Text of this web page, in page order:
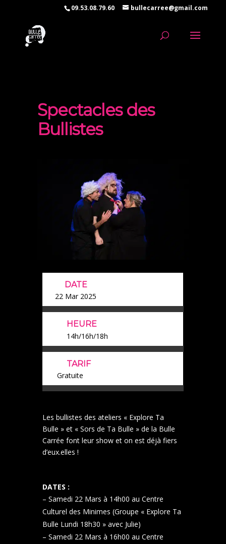
09.53.08.79.60 bullecarree@gmail.com
Spectacles des
Bullistes
DATE
22 Mar 2025
HEURE
14h/16h/18h
TARIF
Gratuite
Les bullistes des ateliers « Explore Ta
Bulle » et « Sors de Ta Bulle » de la Bulle
Carrée font leur show et on est déjà fiers
d’eux.elles !
DATES :
– Samedi 22 Mars à 14h00 au Centre
Culturel des Minimes (Groupe « Explore Ta
Bulle Lundi 18h30 » avec Julie)
– Samedi 22 Mars à 16h00 au Centre